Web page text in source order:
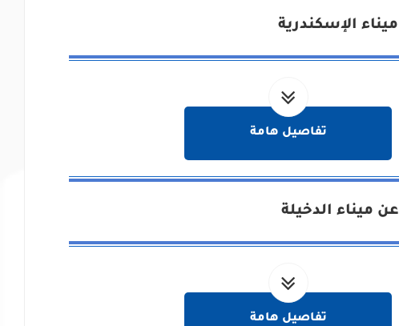
الإسكندرية
تفاصيل هامة
ميناء الدخيلة
تفاصيل هامة